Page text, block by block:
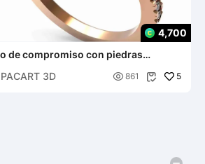
4,700
de compromiso con piedras
PACART 3D
 861  5